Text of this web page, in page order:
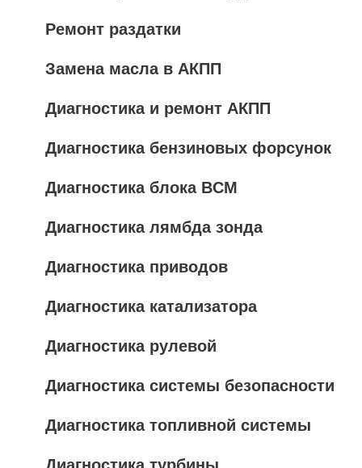
Ремонт раздатки
Замена масла в АКПП
Диагностика и ремонт АКПП
Диагностика бензиновых форсунок
Диагностика блока BCM
Диагностика лямбда зонда
Диагностика приводов
Диагностика катализатора
Диагностика рулевой
Диагностика системы безопасности
Диагностика топливной системы